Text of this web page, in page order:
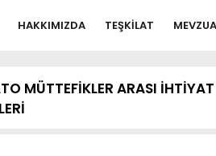
HAKKIMIZDA TEŞKİLAT
MÜTTEFİKLER ARASI